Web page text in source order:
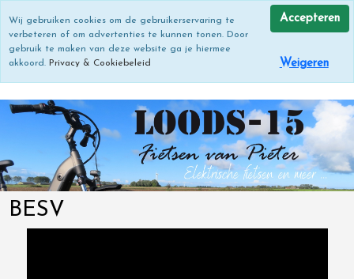
BESV
Wij gebruiken cookies om de gebruikerservaring te
verbeteren of om advertenties te kunnen tonen. Door
gebruik te maken van deze website ga je hiermee
akkoord. Privacy & Cookiebeleid
Accepteren
Weigeren